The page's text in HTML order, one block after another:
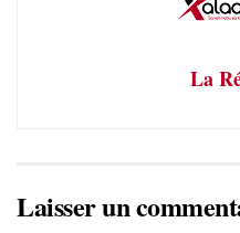
La
Laisser un